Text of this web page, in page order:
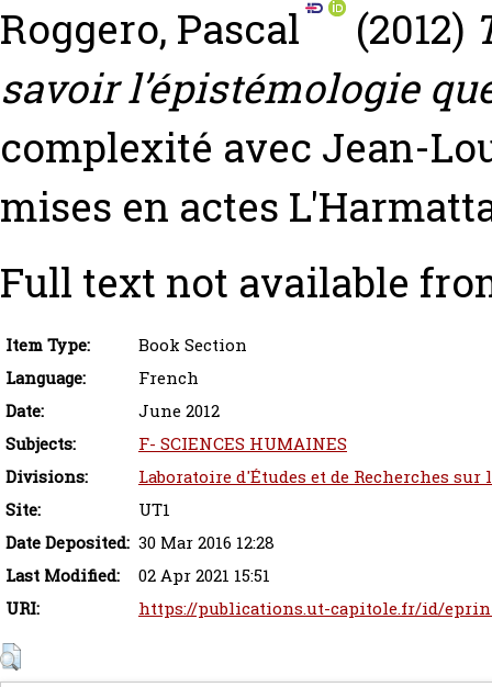
Roggero, Pascal (2012)
savoir l’épistémologie
complexité avec Jean-
mises en actes
Full text not available
Item Type:
Book Section
Language:
French
Date:
June 2012
Subjects:
F- SCIENCES HUMAINES
Divisions:
Laboratoire d'Études et de Recherches
Site:
UT1
Date Deposited: 30 Mar 2016 12:28
Last Modified:
02 Apr 2021 15:51
URI:
https://publications.ut-capitole.fr/id/